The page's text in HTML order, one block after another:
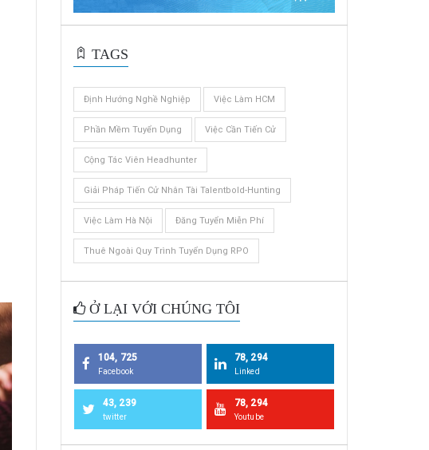
TAGS
Định Hướng Nghề Nghiệp Việc Làm HCM
Phần Mềm Tuyển Dụng Việc Cần Tiến Cử
Cộng Tác Viên Headhunter
Giải Pháp Tiến Cử Nhân Tài Talentbold-Hunting
Việc Làm Hà Nội Đăng Tuyển Miễn Phí
Thuê Ngoài Quy Trình Tuyển Dụng RPO
Ở LẠI VỚI CHÚNG TÔI
104, 725
Facebook
78, 294
Linked
43, 239
twitter
78, 294
Youtube